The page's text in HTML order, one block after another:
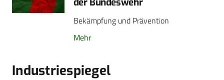
Bekämpfung und Prävention
Mehr
Industriespiegel